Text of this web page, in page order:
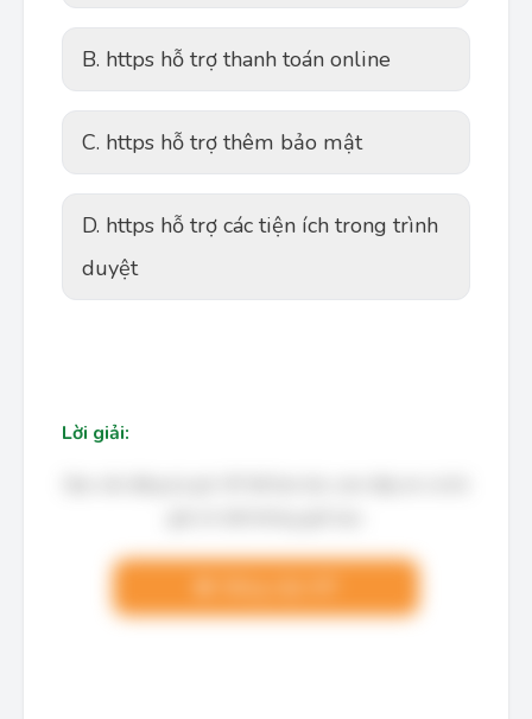
B. https hỗ trợ thanh toán online
C. https hỗ trợ thêm bảo mật
D. https hỗ trợ các tiện ích trong trình
duyệt
Lời giải: